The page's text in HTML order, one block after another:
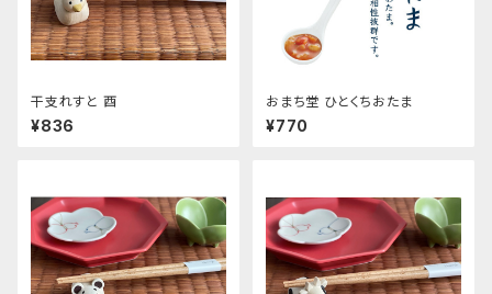
干支れすと 酉
¥836
おまち堂 ひとくちおたま
¥770